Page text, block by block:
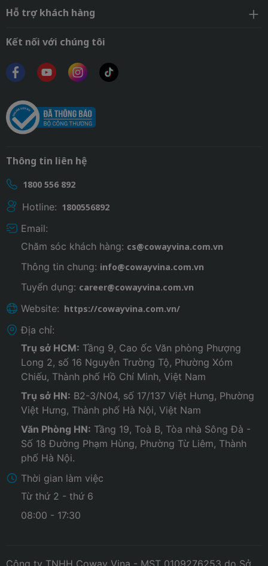
Hỗ trợ khách hàng
Kết nối với chúng tôi
Thông tin liên hệ
1800 556 892
Hotline: 1800556892
Email:
Chăm sóc khách hàng: cs@cowayvina.com.vn
Thông tin chung: info@cowayvina.com.vn
Tuyển dụng: career@cowayvina.com.vn
Website: https://cowayvina.com.vn/
Địa chỉ:
Trụ sở HCM: Tầng 9, Cao ốc Văn phòng Phượng
Long 2, số 16 Nguyễn Trường Tộ, Phường Xóm
Chiếu, Thành phố Hồ Chí Minh, Việt Nam
Trụ sở HN: B2-3/N04, số 17/137 Việt Hưng, Phường
Việt Hưng, Thành phố Hà Nội, Việt Nam
Văn Phòng HN: Tầng 19, Toà B, Tòa nhà Sông Đà -
Số 18 Đường Phạm Hùng, Phường Từ Liêm, Thành
phố Hà Nội.
Thời gian làm việc
Từ thứ 2 - thứ 6
08:00 - 17:30
Công ty TNHH Coway Vina - MST 0109276253 do Sở